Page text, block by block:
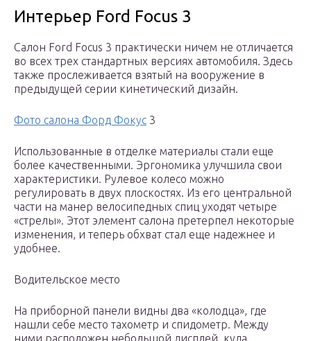
Интерьер Ford Focus 3
Салон Ford Focus 3 практически ничем не отличается
во всех трех стандартных версиях автомобиля. Здесь
также прослеживается взятый на вооружение в
предыдущей серии кинетический дизайн.
Фото салона Форд Фокус 3
Использованные в отделке материалы стали еще
более качественными. Эргономика улучшила свои
характеристики. Рулевое колесо можно
регулировать в двух плоскостях. Из его центральной
части на манер велосипедных спиц уходят четыре
«стрелы». Этот элемент салона претерпел некоторые
изменения, и теперь обхват стал еще надежнее и
удобнее.
Водительское место
На приборной панели видны два «колодца», где
нашли себе место тахометр и спидометр. Между
ними расположен небольшой дисплей, куда